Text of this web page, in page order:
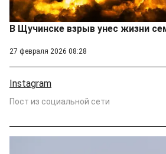
В Щучинске взрыв унес жизни
27 февраля 2026 08:28
Instagram
Пост из социальной сети